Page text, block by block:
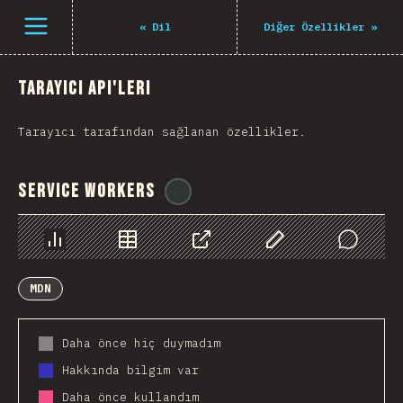
Open menu « Dil Diğer Özellikler »
Tarayıcı API'leri
Tarayıcı tarafından sağlanan özellikler.
Service Workers
Chart Data Share Customize Data
Comments
MDN
Daha önce hiç duymadım
Hakkında bilgim var
Daha önce kullandım
Navigated to The State of JS 2021